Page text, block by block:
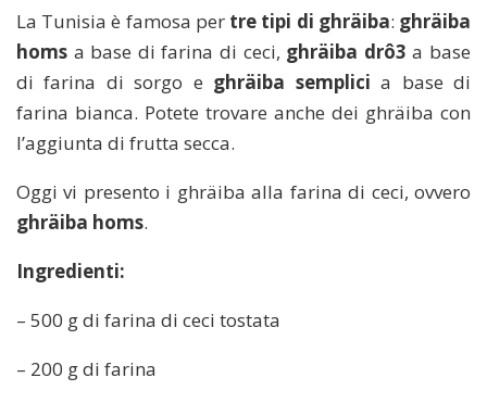
La Tunisia è famosa per tre tipi di ghräiba: ghräiba
homs a base di farina di ceci, ghräiba drô3 a base
di farina di sorgo e ghräiba semplicia base di
farina bianca. Potete trovare anche dei ghräiba con
l’aggiunta di frutta secca.
Oggi vi presento i ghräiba alla farina di ceci, ovvero
ghräiba homs.
Ingredienti:
– 500 g di farina di ceci tostata
– 200 g di farina